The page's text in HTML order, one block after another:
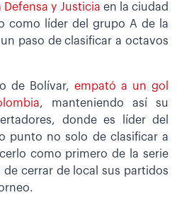
Defensa y Justicia en la ciudad
como líder del grupo A de la
paso de clasificar a octavos
de Bolívar, empató a un gol
, manteniendo así su
donde es líder del
punto no solo de clasificar a
como primero de la serie
de cerrar de local sus partidos